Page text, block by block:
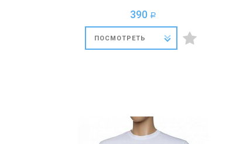
390 a
ПОСМОТРЕТЬ